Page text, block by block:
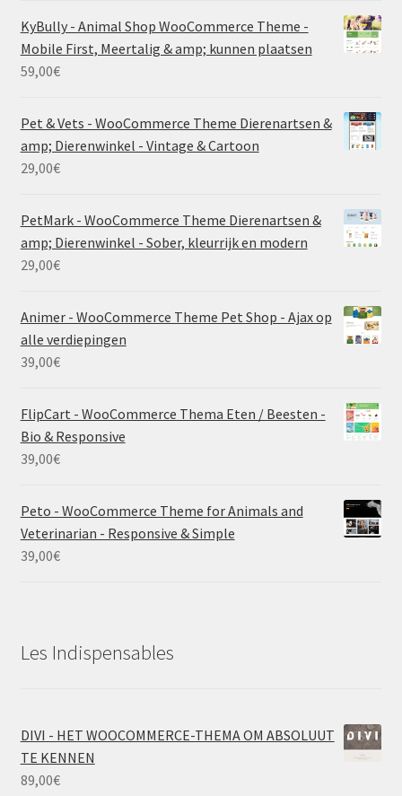
KyBully - Animal Shop WooCommerce Theme -
Mobile First, Meertalig & amp; kunnen plaatsen
59,00€
Pet & Vets - WooCommerce Theme Dierenartsen &
amp; Dierenwinkel - Vintage & Cartoon
29,00€
PetMark - WooCommerce Theme Dierenartsen &
amp; Dierenwinkel - Sober, kleurrijk en modern
29,00€
Animer - WooCommerce Theme Pet Shop - Ajax op
alle verdiepingen
39,00€
FlipCart - WooCommerce Thema Eten / Beesten -
Bio & Responsive
39,00€
Peto - WooCommerce Theme for Animals and
Veterinarian - Responsive & Simple
39,00€
Les Indispensables
DIVI - HET WOOCOMMERCE-THEMA OM ABSOLUUT
TE KENNEN
89,00€